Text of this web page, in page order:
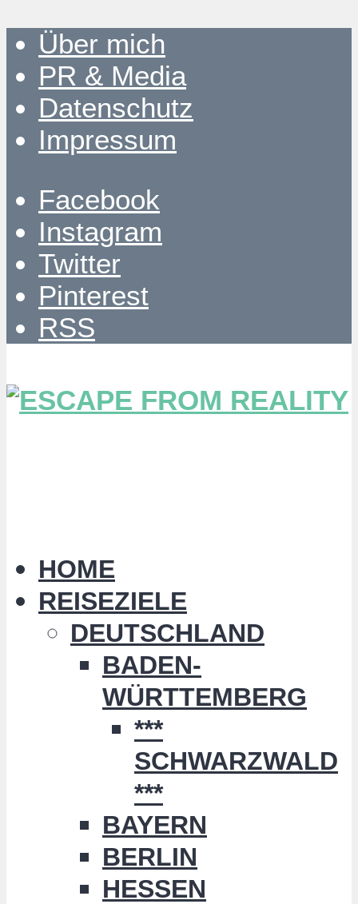
Über mich
PR & Media
Datenschutz
Impressum
Facebook
Instagram
Twitter
Pinterest
RSS
HOME
REISEZIELE
DEUTSCHLAND
BADEN-
WÜRTTEMBERG
***
SCHWARZWALD
***
BAYERN
BERLIN
HESSEN